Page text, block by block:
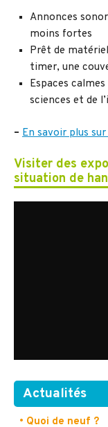
Annonces
moins fortes
Prêt de
timer, une
Espaces
sciences et de
– En savoir plus
Visiter des
situation de
Actualités
• Quoi de neuf ?